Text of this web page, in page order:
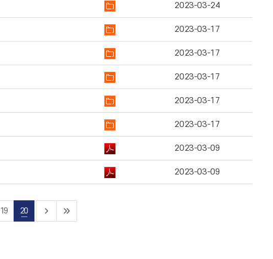
2023-03-24
2023-03-17
2023-03-17
2023-03-17
2023-03-17
2023-03-17
2023-03-09
2023-03-09
19 20